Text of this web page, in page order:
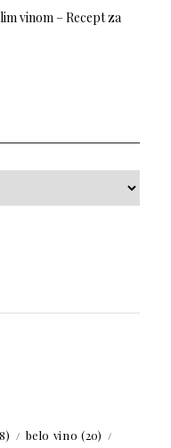
vinom – Recept za
belo vino (20)